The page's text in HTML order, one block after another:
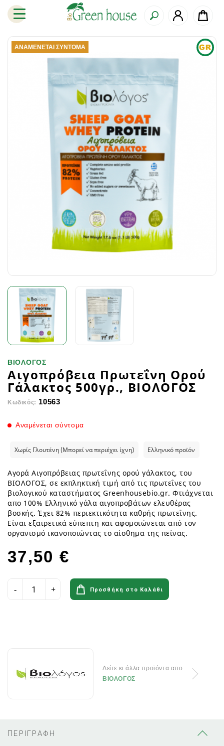
ΑΝΑΜΈΝΕΤΑΙ ΣΎΝΤΟΜΑ
ΒΙΟΛΟΓΟΣ
Αιγοπρόβεια Πρωτεΐνη Ορού
Γάλακτος 500γρ., ΒΙΟΛΟΓΟΣ
Κωδικός: 10563
Αναμένεται σύντομα
Χωρίς Γλουτένη (Μπορεί να περιέχει ίχνη) Ελληνικό προϊόν
Αγορά Αιγοπρόβειας πρωτεΐνης ορού γάλακτος, του
ΒΙΟΛΟΓΟΣ, σε εκπληκτική τιμή από τις πρωτεΐνες του
βιολογικού καταστήματος Greenhousebio.gr. Φτιάχνεται
απο 100% Ελληνικό γάλα αιγοπροβάτων ελευθέρας
βοσκής. Έχει 82% περιεκτικότητα καθρής πρωτεΐνης.
Είναι εξαιρετικά εύπεπτη και αφομοιώνεται από τον
οργανισμό ικανοποιώντας το αίσθημα της πείνας.
37,50 €
Προσθήκη στο Καλάθι
Δείτε κι άλλα προϊόντα απο
ΒΙΟΛΟΓΟΣ
ΠΕΡΙΓΡΑΦΗ